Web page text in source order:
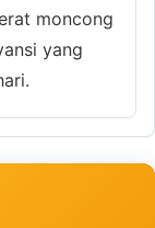
moncong
yang